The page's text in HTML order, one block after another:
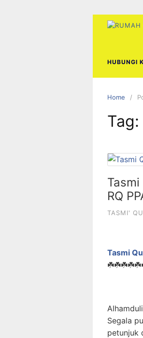
HUBUNGI
Home
Tag:
RQ
TASMI'
Tasmi
Segala
petunjuk